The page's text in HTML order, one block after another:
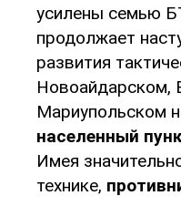
усилены семью
продолжает
развития
Новоайдарском,
Мариупольском
населенный
Имея
технике,